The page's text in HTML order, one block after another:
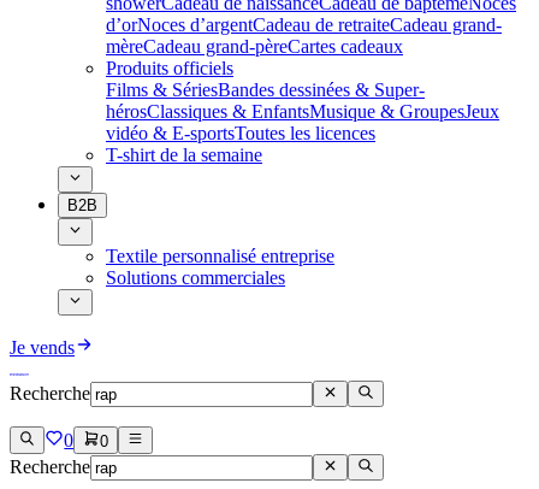
d’orNoces d’argentCadeau de retraiteCadeau grand-
mèreCadeau grand-pèreCartes cadeaux
Produits officiels
Films & SériesBandes dessinées & Super-
hérosClassiques & EnfantsMusique & GroupesJeux
vidéo & E-sportsToutes les licences
T-shirt de la semaine
B2B
Textile personnalisé entreprise
Solutions commerciales
Je vends
Recherche
0 0
Recherche